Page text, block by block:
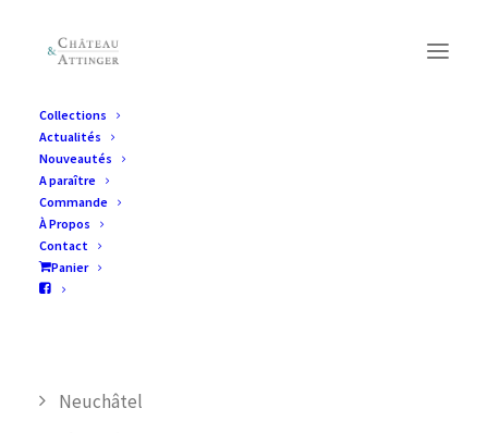
Collections
Actualités
Nouveautés
A paraître
Commande
À Propos
Contact
Panier
Collections
CATÉGORIES DE PRODUIT
Jura
Neuchâtel